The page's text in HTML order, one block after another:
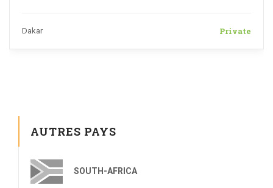
Dakar Private
AUTRES PAYS
SOUTH-AFRICA